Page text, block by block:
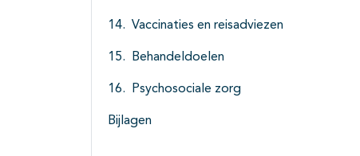
Vaccinaties en reisadviezen
Behandeldoelen
Psychosociale zorg
Bijlagen